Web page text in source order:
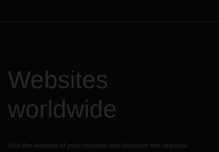
Websites
worldwide
Visit the website of your location and discover the regional